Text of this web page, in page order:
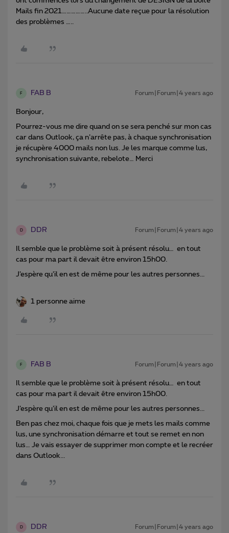
Mails fin 2021……………..Aucune date reçue pour la résolution
des problèmes …..
F FAB B Forum|Forum|4 years ago
Bonjour,
Pourrez-vous me dire quand on se sera penché sur mon cas
car dans Outlook, ça n’arrête pas, à chaque synchronisation
je récupère 4000 mails non lus. Je les marque comme lus,
synchronisation suivante, rebelote… Merci
D DDR Forum|Forum|4 years ago
Il semble que le problème soit à présent résolu… en tout
cas pour ma part il devait être environ 15h00.
J’espère qu’il en est de même pour les autres personnes...
1 personne aime
F FAB B Forum|Forum|4 years ago
Il semble que le problème soit à présent résolu… en tout
cas pour ma part il devait être environ 15h00.
J’espère qu’il en est de même pour les autres personnes...
Ben pas chez moi, chaque fois que je mets les mails comme
lus, une synchronisation démarre et tout se remet en non
lus… Je vais essayer de supprimer mon compte et le recréer
dans Outlook...
D DDR Forum|Forum|4 years ago